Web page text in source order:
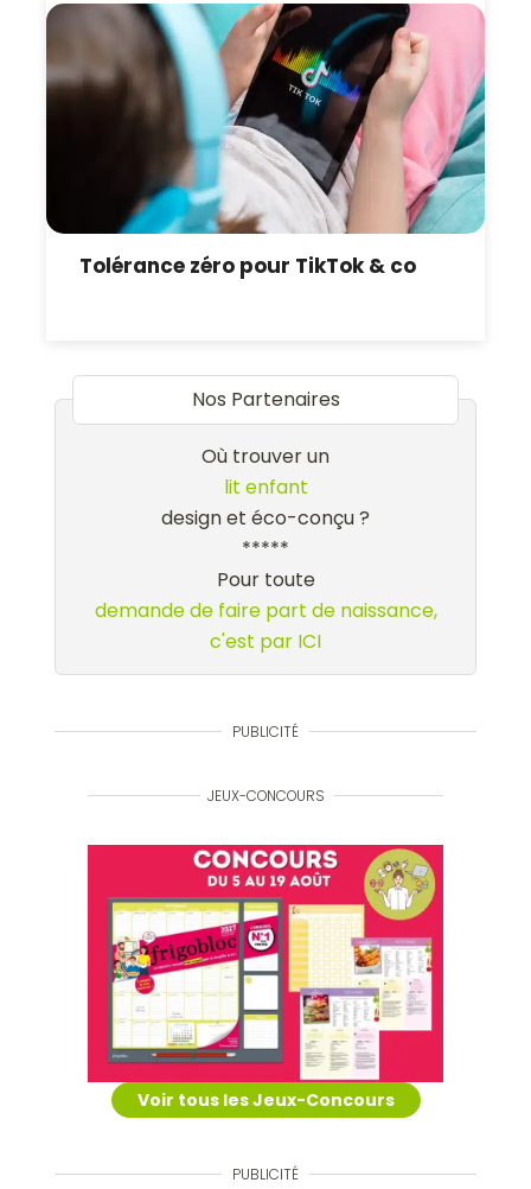
Tolérance zéro pour TikTok & co
Nos Partenaires
Où trouver un
lit enfant
design et éco-conçu ?
*****
Pour toute
demande de faire part de naissance,
c'est par ICI
PUBLICITÉ
JEUX-CONCOURS
Voir tous les Jeux-Concours
PUBLICITÉ